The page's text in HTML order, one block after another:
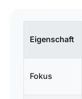
Eigenschaft
Fokus